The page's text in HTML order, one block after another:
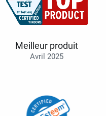
Meilleur produit
Avril 2025